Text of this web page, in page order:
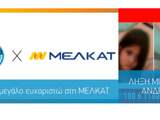
ευχαριστώ στη ΜΕΛΚΑΤ
ΛΗΞΗ